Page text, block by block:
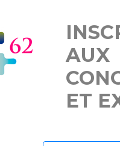
AUX
ET